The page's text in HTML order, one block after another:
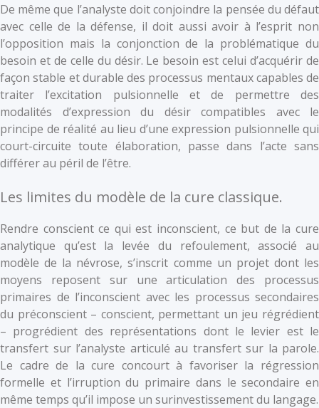
De même que l’analyste doit conjoindre la pensée du défaut
avec celle de la défense, il doit aussi avoir à l’esprit non
l’opposition mais la conjonction de la problématique du
besoin et de celle du désir. Le besoin est celui d’acquérir de
façon stable et durable des processus mentaux capables de
traiter l’excitation pulsionnelle et de permettre des
modalités d’expression du désir compatibles avec le
principe de réalité au lieu d’une expression pulsionnelle qui
court-circuite toute élaboration, passe dans l’acte sans
différer au péril de l’être.
Les limites du modèle de la cure classique.
Rendre conscient ce qui est inconscient, ce but de la cure
analytique qu’est la levée du refoulement, associé au
modèle de la névrose, s’inscrit comme un projet dont les
moyens reposent sur une articulation des processus
primaires de l’inconscient avec les processus secondaires
du préconscient – conscient, permettant un jeu régrédient
– progrédient des représentations dont le levier est le
transfert sur l’analyste articulé au transfert sur la parole.
Le cadre de la cure concourt à favoriser la régression
formelle et l’irruption du primaire dans le secondaire en
même temps qu’il impose un surinvestissement du langage.